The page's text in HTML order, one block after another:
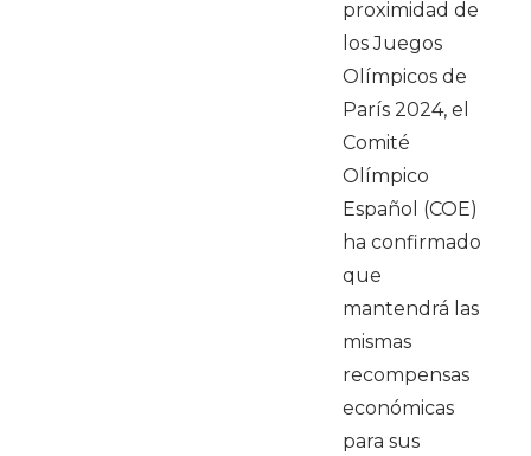
proximidad de
los Juegos
Olímpicos de
París 2024, el
Comité
Olímpico
Español (COE)
ha confirmado
que
mantendrá las
mismas
recompensas
económicas
para sus